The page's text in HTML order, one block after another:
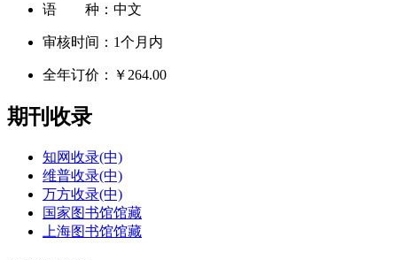
语 种： 中文
审核时间： 1个月内
全年订价： ￥264.00
期刊收录
知网收录(中)
维普收录(中)
万方收录(中)
国家图书馆馆藏
上海图书馆馆藏